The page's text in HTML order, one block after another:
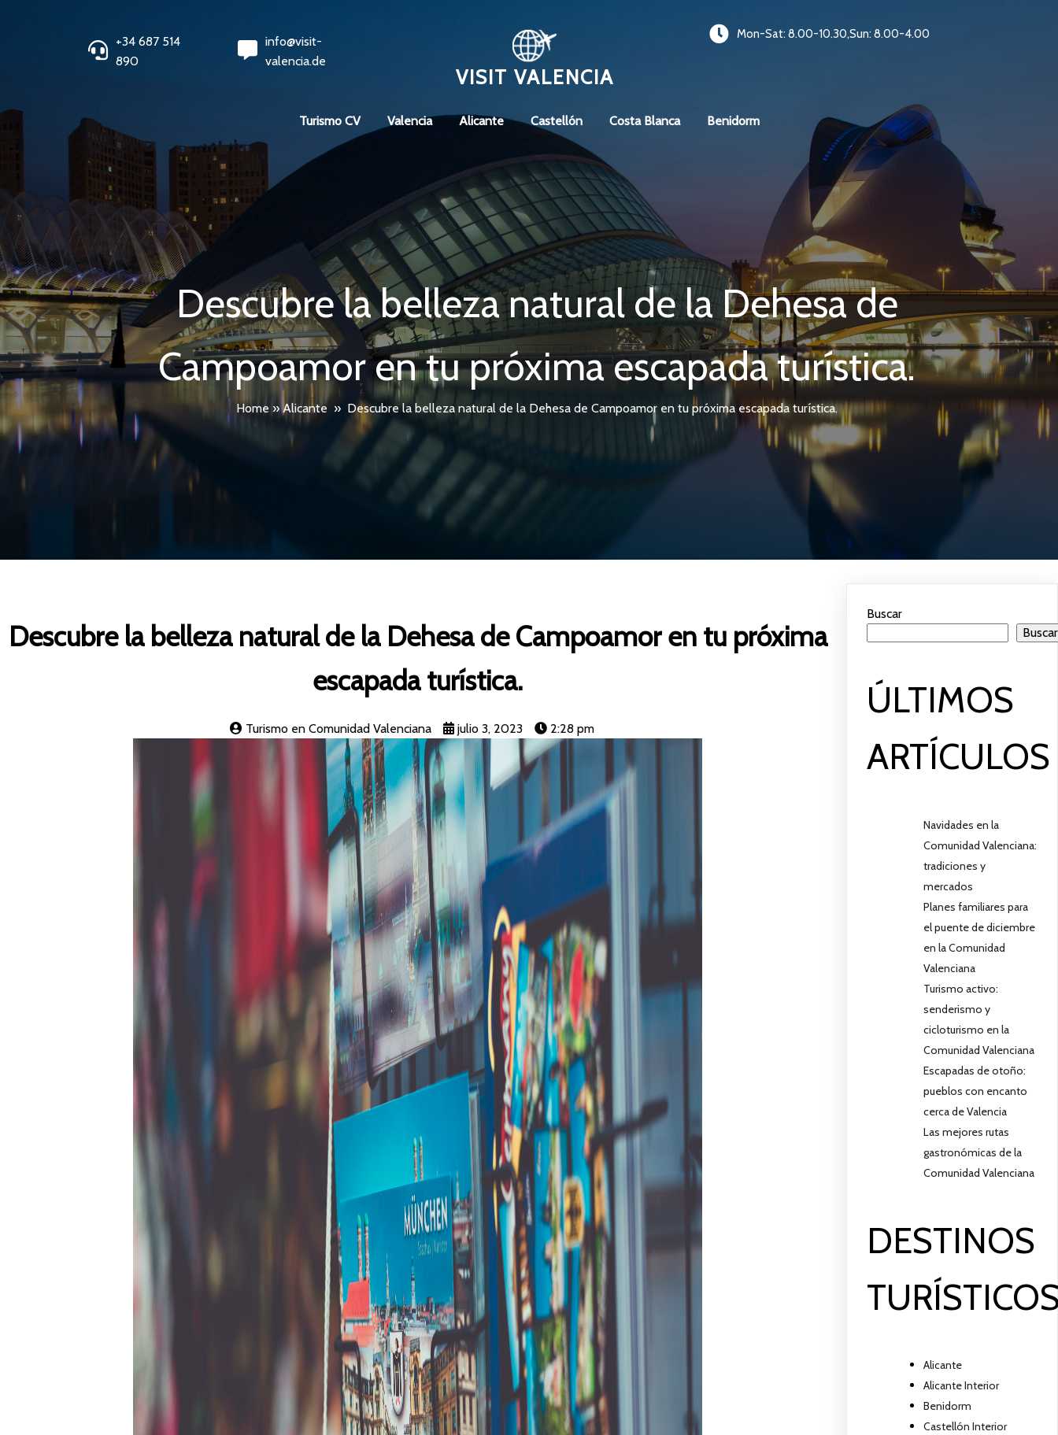
+34 687 514
890
info@visit-
valencia.de
VISIT VALENCIA
Mon-Sat: 8.00-10.30,Sun: 8.00-4.00
Turismo CV Valencia Alicante Castellón Costa Blanca Benidorm
Descubre la belleza natural de la Dehesa de
Campoamor en tu próxima escapada turística.
Home »Alicante » Descubre la belleza natural de la Dehesa de Campoamor en tu próxima escapada turística.
Descubre la belleza natural de la Dehesa de Campoamor en tu próxima
escapada turística.
Turismo en Comunidad Valenciana julio 3, 2023 2:28 pm
Buscar
Buscar
ÚLTIMOS
ARTÍCULOS
Navidades en la
Comunidad Valenciana:
tradiciones y
mercados
Planes familiares para
el puente de diciembre
en la Comunidad
Valenciana
Turismo activo:
senderismo y
cicloturismo en la
Comunidad Valenciana
Escapadas de otoño:
pueblos con encanto
cerca de Valencia
Las mejores rutas
gastronómicas de la
Comunidad Valenciana
DESTINOS
Alicante
Alicante Interior
Benidorm
Castellón Interior